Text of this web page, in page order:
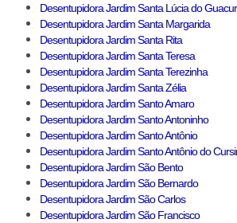
Desentupidora Jardim Santa Lúcia do
Desentupidora Jardim Santa Margarida
Desentupidora Jardim Santa Rita
Desentupidora Jardim Santa Teresa
Desentupidora Jardim Santa Terezinha
Desentupidora Jardim Santa Zélia
Desentupidora Jardim Santo Amaro
Desentupidora Jardim Santo Antoninho
Desentupidora Jardim Santo Antônio
Desentupidora Jardim Santo Antônio do
Desentupidora Jardim São Bento
Desentupidora Jardim São Bernardo
Desentupidora Jardim São Carlos
Desentupidora Jardim São Francisco